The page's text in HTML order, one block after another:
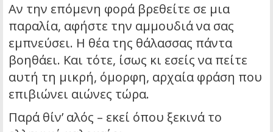
Αν την επόμενη φορά βρεθείτε σε μια
παραλία, αφήστε την αμμουδιά να σας
εμπνεύσει. Η θέα της θάλασσας πάντα
βοηθάει. Και τότε, ίσως κι εσείς να πείτε
αυτή τη μικρή, όμορφη, αρχαία φράση που
επιβιώνει αιώνες τώρα.
Παρά θίν’ αλός – εκεί όπου ξεκινά το